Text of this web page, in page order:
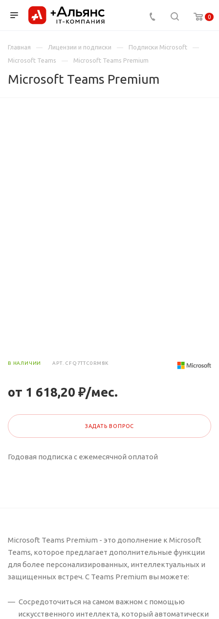
0
Главная Лицензии и подписки
Подписки Microsoft
Microsoft Teams
Microsoft Teams Premium
Microsoft Teams Premium
В НАЛИЧИИ АРТ. CFQ7TTC0RM8K
от 1 618,20 ₽/мес.
ЗАДАТЬ ВОПРОС
Годовая подписка с ежемесячной оплатой
Microsoft Teams Premium - это дополнение к Microsoft
Teams, которое предлагает дополнительные функции
для более персонализированных, интеллектуальных и
защищенных встреч. С Teams Premium вы можете:
Сосредоточиться на самом важном с помощью
искусственного интеллекта, который автоматически